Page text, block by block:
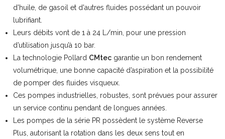
d'huile, de gasoil et d'autres fluides possédant un pouvoir
lubrifiant.
Leurs débits vont de 1 à 24 L/min, pour une pression
d’utilisation jusqu’à 10 bar.
La technologie Pollard CMtec garantie un bon rendement
volumétrique, une bonne capacité d’aspiration et la possibilité
de pomper des fluides visqueux.
Ces pompes industrielles, robustes, sont prévues pour assurer
un service continu pendant de longues années.
Les pompes de la série PR possèdent le système Reverse
Plus, autorisant la rotation dans les deux sens tout en